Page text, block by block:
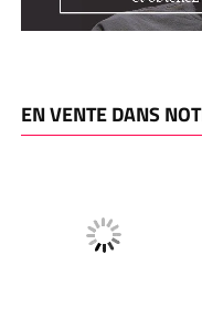
EN VENTE DANS